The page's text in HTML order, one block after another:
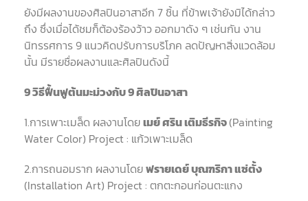
ยังมีผลงานของศิลปินอาสาอีก 7 ชิ้น ที่ข้าพเจ้ายังมิได้กล่าว
ถึง ซึ่งเมื่อได้ชมก็ต้องร้องว้าว ออกมาดัง ๆ เช่นกัน งาน
นิทรรศการ 9 แนวคิดปรับการบริโภค ลดปัญหาสิ่งแวดล้อม
นั้น มีรายชื่อผลงานและศิลปินดังนี้
9วิธีฟื้นฟูต้นมะม่วงกับ9ศิลปินอาสา
1.การเพาะเมล็ด ผลงานโดยเมย์ศรินเติมธีรกิจ(Painting
Water Color) Project : แก้วเพาะเมล็ด
2.การถนอมราก ผลงานโดยฟรายเดย์บุณฑริกาแซ่ตั้ง
(Installation Art) Project : ตกตะกอนก่อนตะแกง